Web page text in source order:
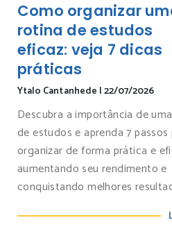
Como organizar
rotina de estudos
eficaz: veja 7 dicas
práticas
Ytalo Cantanhede |22/07/2026
Descubra a importância de
de estudos e aprenda 7 passos
organizar de forma prática e
aumentando seu rendimento e
conquistando melhores